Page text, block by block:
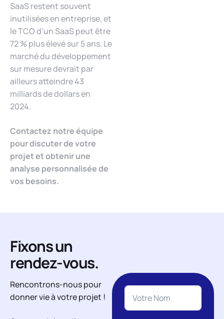
SaaS restent souvent
inutilisées en entreprise, et
le TCO d’un SaaS peut être
72 % plus élevé sur 5 ans. Le
marché du développement
sur mesure devrait par
ailleurs atteindre 43
milliards de dollars en
2024.
Contactez notre équipe
pour discuter de votre
projet et obtenir une
analyse personnalisée de
vos besoins.
Fixons un
rendez-vous.
Rencontrons-nous pour
donner vie à votre projet !